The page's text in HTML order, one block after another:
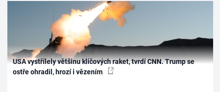
USA vystřílely většinu klíčových raket, tvrdí CNN. Trump se
ostře ohradil, hrozí i vězením